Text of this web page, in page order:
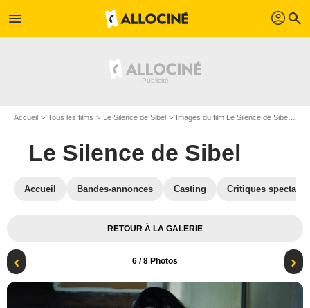
menu profil search
Accueil Tous les films Le Silence de Sibel Images du film Le Silence de Sibel
Le Silence de Sibel
Accueil Bandes-annonces Casting Critiques
RETOUR À LA GALERIE
6 / 8 Photos